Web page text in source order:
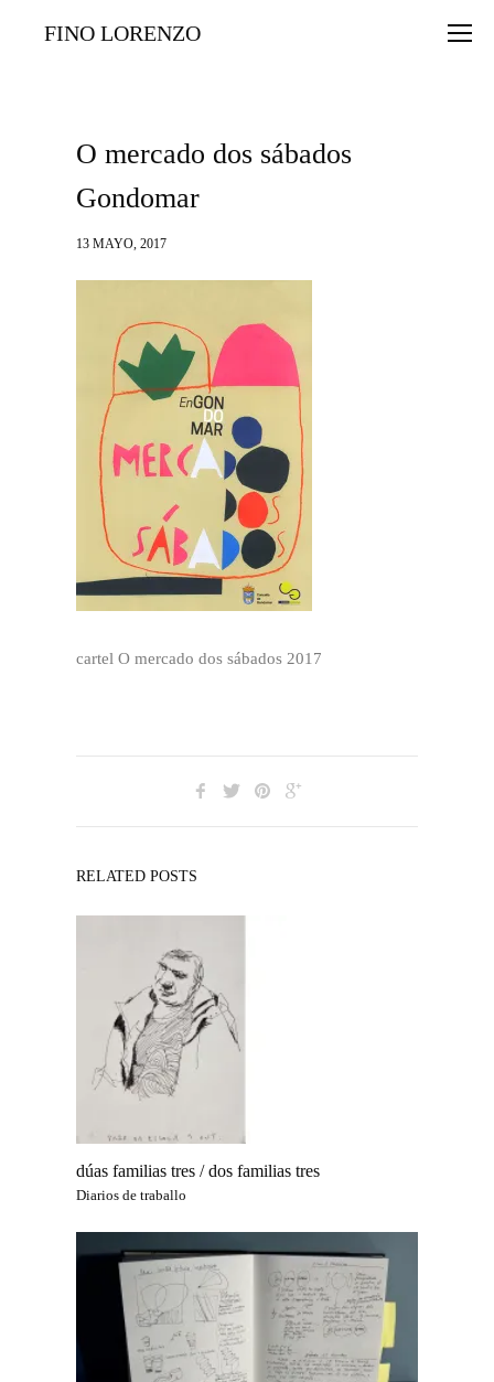
FINO LORENZO
O mercado dos sábados
Gondomar
13 MAYO, 2017
cartel O mercado dos sábados 2017
RELATED POSTS
dúas familias tres / dos familias tres
Diarios de traballo